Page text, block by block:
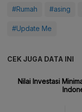
#Rumah #asing
#Update Me
CEK JUGA DATA INI